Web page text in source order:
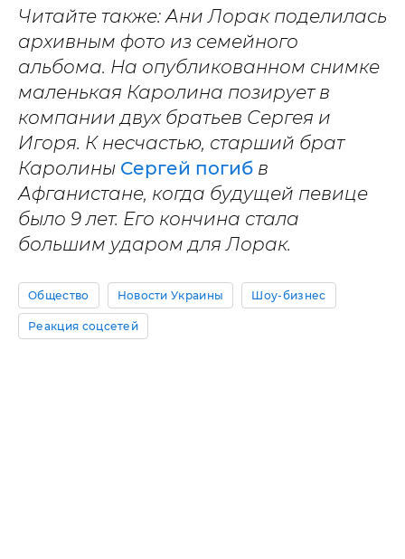
Читайте также: Ани Лорак поделилась
архивным фото из семейного
альбома. На опубликованном снимке
маленькая Каролина позирует в
компании двух братьев Сергея и
Игоря. К несчастью, старший брат
Каролины Сергей погиб в
Афганистане, когда будущей певице
было 9 лет. Его кончина стала
большим ударом для Лорак.
Общество Новости Украины Шоу-бизнес
Реакция соцсетей